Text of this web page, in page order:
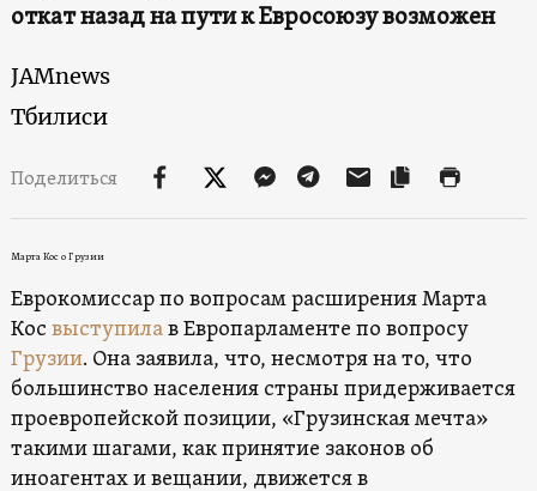
откат назад на пути к Евросоюзу возможен
JAMnews
Тбилиси
Поделиться
Марта Кос о Грузии
Еврокомиссар по вопросам расширения Марта
Кос выступилав Европарламенте по вопросу
Грузии. Она заявила, что, несмотря на то, что
большинство населения страны придерживается
проевропейской позиции, «Грузинская мечта»
такими шагами, как принятие законов об
иноагентах и вещании, движется в